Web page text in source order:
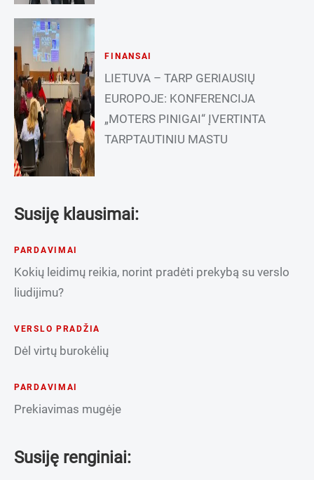
FINANSAI
LIETUVA – TARP GERIAUSIŲ
EUROPOJE: KONFERENCIJA
„MOTERS PINIGAI“ ĮVERTINTA
TARPTAUTINIU MASTU
Susiję klausimai:
PARDAVIMAI
Kokių leidimų reikia, norint pradėti prekybą su verslo
liudijimu?
VERSLO PRADŽIA
Dėl virtų burokėlių
PARDAVIMAI
Prekiavimas mugėje
Susiję renginiai: